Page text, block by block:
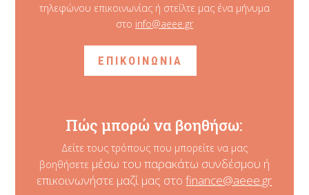
τηλεφώνου επικοινωνίας ή στείλτε μας ένα μήνυμα
στο info@aeee.gr
ΕΠΙΚΟΙΝΩΝΙΑ
Πώς μπορώ να βοηθήσω:
Δείτε τους τρόπους που μπορείτε να μας
βοηθήσετε μέσω του παρακάτω συνδέσμου ή
επικοινωνήστε μαζί μας στοfinance@aeee.gr